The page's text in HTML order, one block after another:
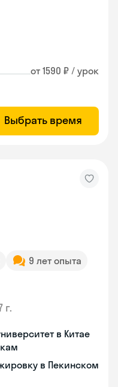
от 1590 ₽ / урок
Выбрать время
9 лет опыта
г.
в Китае
в Пекинском